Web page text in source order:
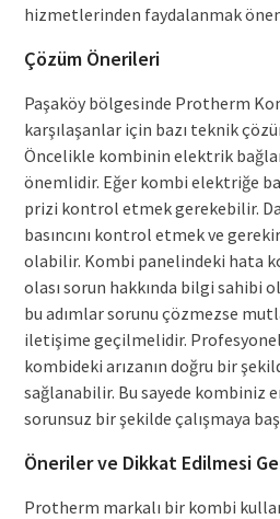
hizmetlerinden faydalanmak
Çözüm Önerileri
Paşaköy bölgesinde Protherm
karşılaşanlar için bazı teknik
Öncelikle kombinin elektrik
önemlidir. Eğer kombi elektriğe
prizi kontrol etmek gerekebilir.
basıncını kontrol etmek ve
olabilir. Kombi panelindeki hata
olası sorun hakkında bilgi sahibi
bu adımlar sorunu çözmezse
iletişime geçilmelidir.
kombideki arızanın doğru bir
sağlanabilir. Bu sayede kombiniz
sorunsuz bir şekilde çalışmaya
Öneriler ve Dikkat Edilmesi
Protherm markalı bir kombi